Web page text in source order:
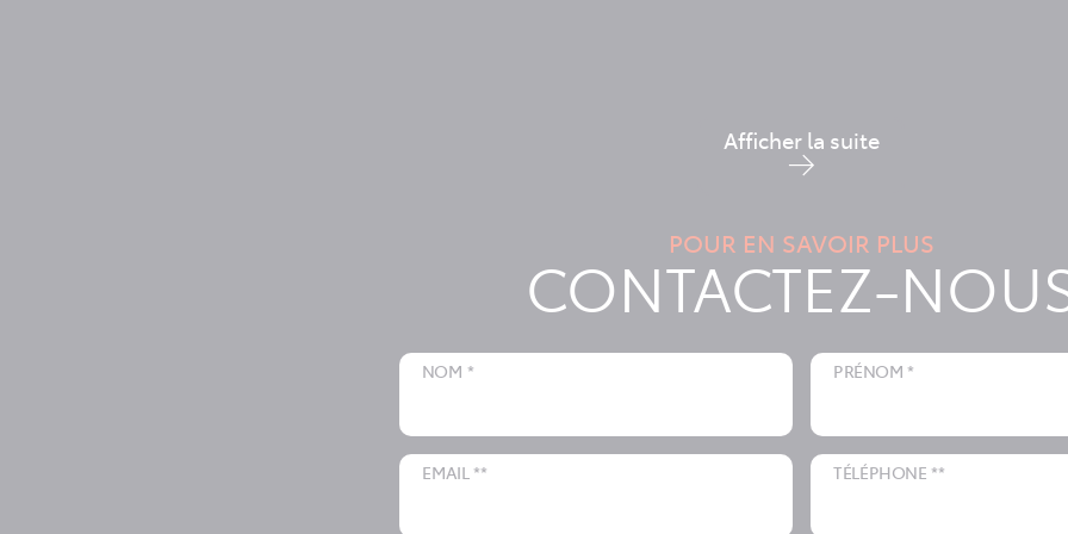
Afficher la suite
POUR EN SAVOIR PLUS
CONTACTEZ-
NOM * PRÉNOM *
EMAIL ** TÉLÉPHONE **